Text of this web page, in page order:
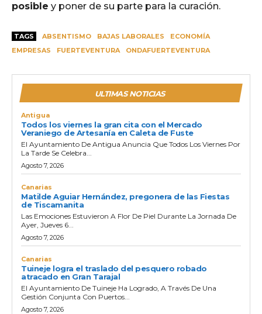
posible y poner de su parte para la curación.
TAGS ABSENTISMO BAJAS LABORALES
ECONOMÍA
EMPRESAS
FUERTEVENTURA ONDAFUERTEVENTURA
ULTIMAS NOTICIAS
Antigua
Todos los viernes la gran cita con el Mercado
Veraniego de Artesanía en Caleta de Fuste
El Ayuntamiento De Antigua Anuncia Que Todos Los Viernes Por
La Tarde Se Celebra...
Agosto 7, 2026
Canarias
Matilde Aguiar Hernández, pregonera de las Fiestas
de Tiscamanita
Las Emociones Estuvieron A Flor De Piel Durante La Jornada De
Ayer, Jueves 6...
Agosto 7, 2026
Canarias
Tuineje logra el traslado del pesquero robado
atracado en Gran Tarajal
El Ayuntamiento De Tuineje Ha Logrado, A Través De Una
Gestión Conjunta Con Puertos...
Agosto 7, 2026